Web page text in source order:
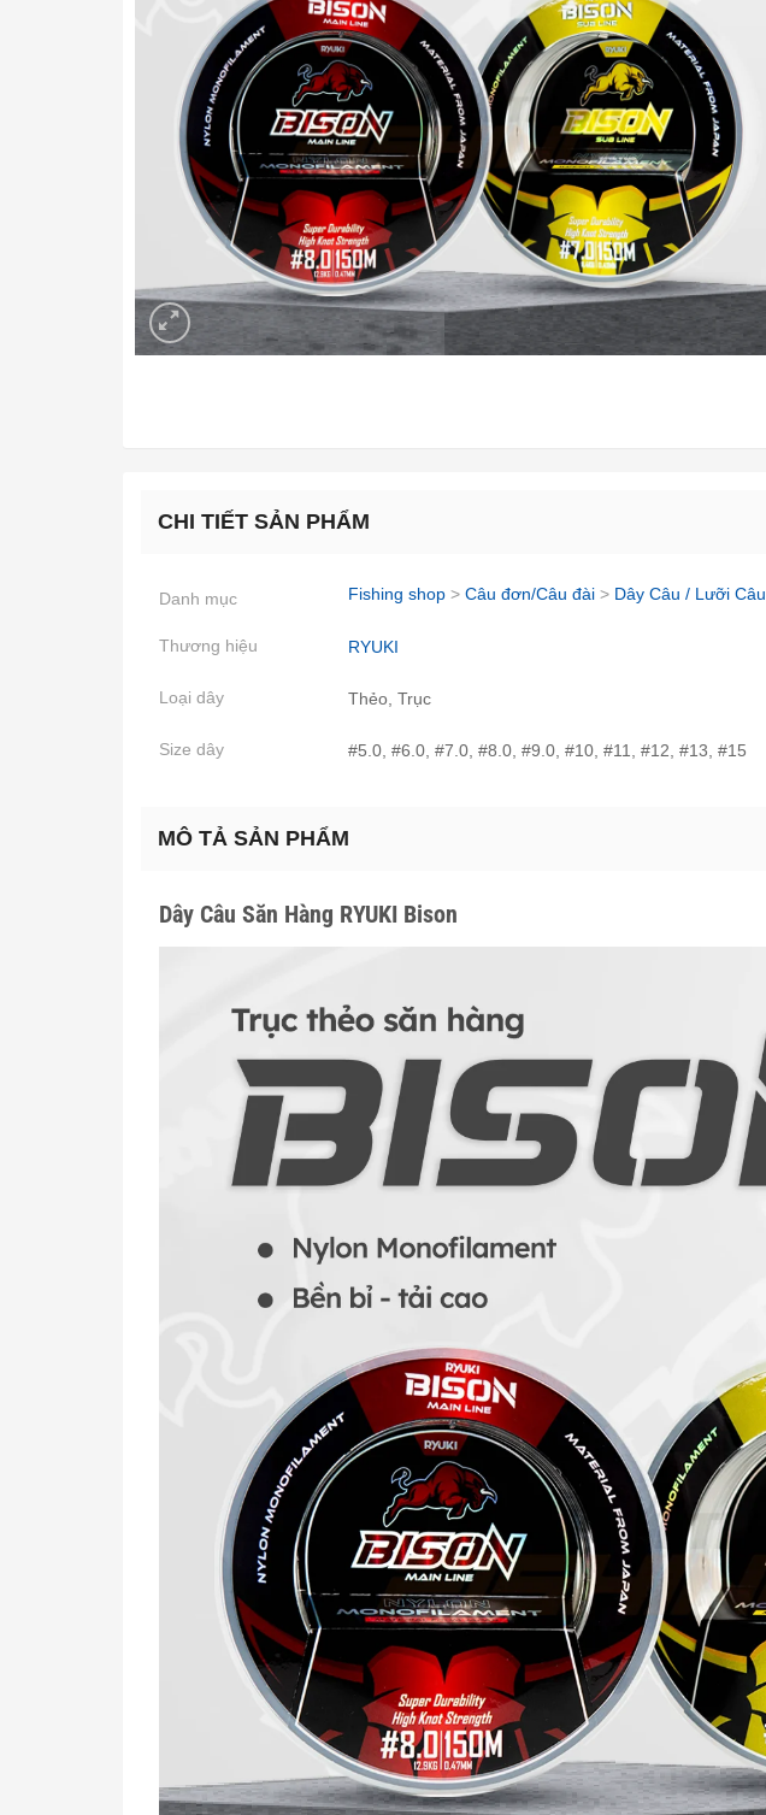
CHI TIẾT SẢN PHẨM
Danh mục Fishing shop > Câu đơn/Câu đài > Dây Câu / Lưỡi Câu
Thương hiệu RYUKI
Loại dây Thẻo, Trục
Size dây #5.0, #6.0, #7.0, #8.0, #9.0, #10, #11, #12, #13, #15
MÔ TẢ SẢN PHẨM
Dây Câu Săn Hàng RYUKI Bison